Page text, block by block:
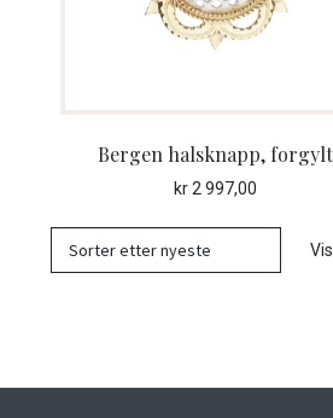
Bergen halsknapp, forgylt
kr2 997,00